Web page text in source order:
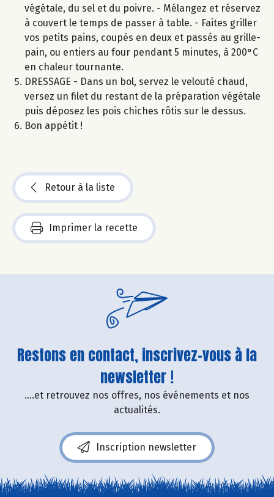
végétale, du sel et du poivre. - Mélangez et réservez
à couvert le temps de passer à table. - Faites griller
vos petits pains, coupés en deux et passés au grille-
pain, ou entiers au four pendant 5 minutes, à 200°C
en chaleur tournante.
DRESSAGE - Dans un bol, servez le velouté chaud,
versez un filet du restant de la préparation végétale
puis déposez les pois chiches rôtis sur le dessus.
Bon appétit !
Retour à la liste
Imprimer la recette
Restons en contact, inscrivez-vous à la
newsletter !
....et retrouvez nos offres, nos événements et nos
actualités.
Inscription newsletter